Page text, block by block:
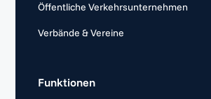
Öffentliche Verkehrsunternehmen
Verbände & Vereine
Funktionen